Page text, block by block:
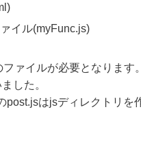
イル(myFunc.js)
ァイルが必要となります。
した。
はjsディレクトリを